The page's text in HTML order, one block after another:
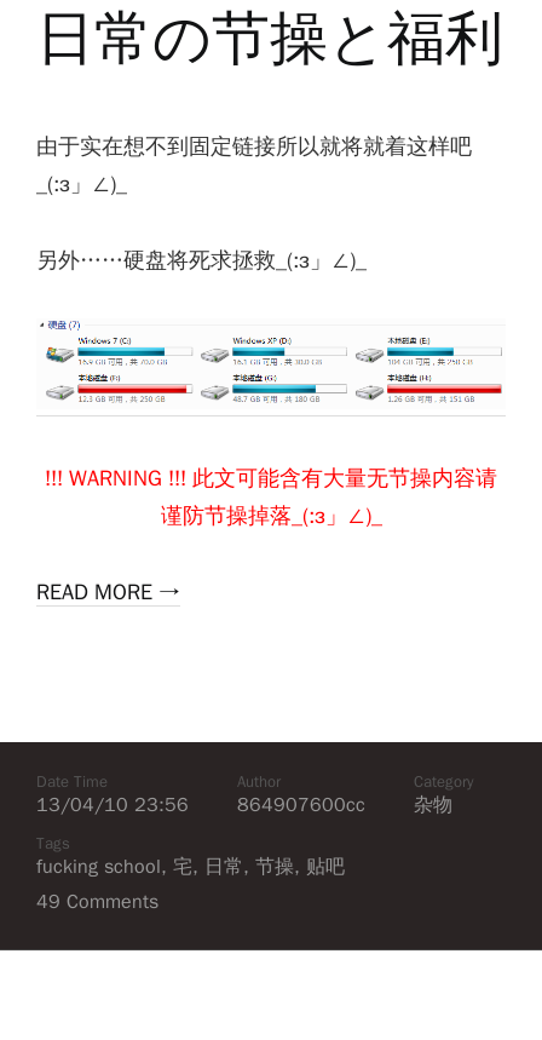
日常の节操と福利
由于实在想不到固定链接所以就将就着这样吧
_(:з」∠)_
另外……硬盘将死求拯救_(:з」∠)_
!!! WARNING !!! 此文可能含有大量无节操内容请
谨防节操掉落_(:з」∠)_
READ MORE →
Date Time
13/04/10 23:56
Author
864907600cc
Category
杂物
Tags
fucking school, 宅, 日常, 节操, 贴吧
49 Comments